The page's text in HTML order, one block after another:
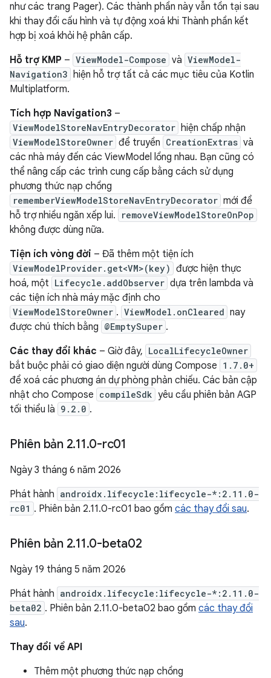
như các trang Pager). Các thành phần này vẫn tồn tại sau
khi thay đổi cấu hình và tự động xoá khi Thành phần kết
hợp bị xoá khỏi hệ phân cấp.
Hỗ trợ KMP – ViewModel-Compose và ViewModel-
Navigation3 hiện hỗ trợ tất cả các mục tiêu của Kotlin
Multiplatform.
Tích hợp Navigation3 –
ViewModelStoreNavEntryDecorator hiện chấp nhận
ViewModelStoreOwner để truyền CreationExtras và
các nhà máy đến các ViewModel lồng nhau. Bạn cũng có
thể nâng cấp các trình cung cấp bằng cách sử dụng
phương thức nạp chồng
rememberViewModelStoreNavEntryDecorator mới để
hỗ trợ nhiều ngăn xếp lui.
removeViewModelStoreOnPop
không được dùng nữa.
Tiện ích vòng đời – Đã thêm một tiện ích
ViewModelProvider.get<VM>(key) được hiện thực
hoá, một Lifecycle.addObserver dựa trên lambda và
các tiện ích nhà máy mặc định cho
ViewModelStoreOwner . ViewModel.onCleared nay
được chú thích bằng @EmptySuper .
Các thay đổi khác – Giờ đây, LocalLifecycleOwner
bắt buộc phải có giao diện người dùng Compose 1.7.0+
để xoá các phương án dự phòng phản chiếu. Các bản cập
nhật cho Compose compileSdk yêu cầu phiên bản AGP
tối thiểu là 9.2.0 .
Phiên bản 2.11.0-rc01
Ngày 3 tháng 6 năm 2026
Phát hành androidx.lifecycle:lifecycle-*:2.11.0-
rc01 . Phiên bản 2.11.0-rc01 bao gồm các thay đổi sau.
Phiên bản 2.11.0-beta02
Ngày 19 tháng 5 năm 2026
Phát hành androidx.lifecycle:lifecycle-*:2.11.0-
beta02 . Phiên bản 2.11.0-beta02 bao gồm các thay đổi
sau.
Thay đổi về API
Thêm một phương thức nạp chồng